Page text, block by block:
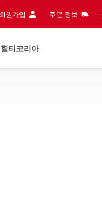
원가입 주문 정보
힐티코리아